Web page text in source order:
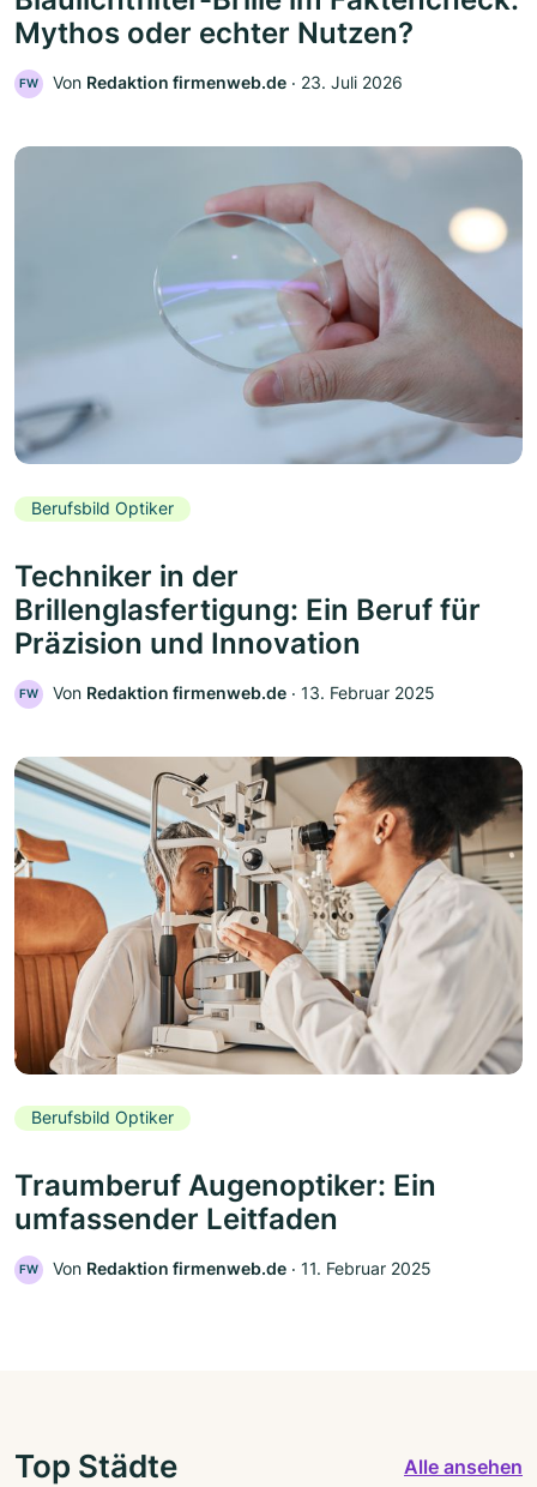
Mythos oder echter Nutzen?
FW Von Redaktion firmenweb.de ‧ 23. Juli 2026
Berufsbild Optiker
Techniker in der
Brillenglasfertigung: Ein Beruf für
Präzision und Innovation
FW Von Redaktion firmenweb.de ‧ 13. Februar 2025
Berufsbild Optiker
Traumberuf Augenoptiker: Ein
umfassender Leitfaden
FW Von Redaktion firmenweb.de ‧ 11. Februar 2025
Top Städte Alle ansehen